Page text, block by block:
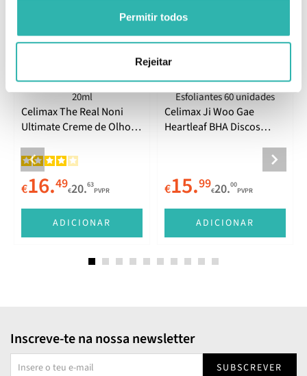
Permitir todos
Rejeitar
Produtos Relacionados
Celimax The Real Noni
Ultimate Creme de Olhos
€16.49€20.63
PVPR
ADICIONAR
Celimax Ji Woo Gae
Heartleaf BHA Discos
€15.99€20.00
PVPR
ADICIONAR
Inscreve-te na nossa newsletter
SUBSCREVER